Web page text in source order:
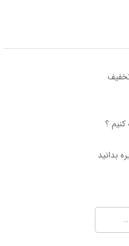
کنیم ؟
بدانید
گویند